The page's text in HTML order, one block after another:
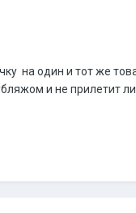
на один и тот же
и не прилетит